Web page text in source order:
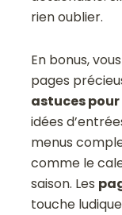
rien oublier.
En bonus,
pages
astuces
idées
menus
comme le
saison. Les
touche